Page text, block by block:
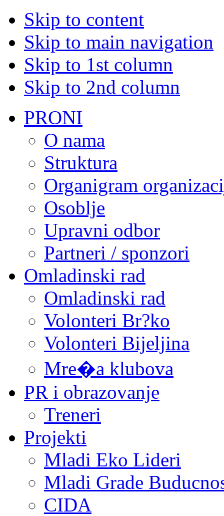
Skip to content
Skip to main navigation
Skip to 1st column
Skip to 2nd column
PRONI
O nama
Struktura
Organigram
Osoblje
Upravni odbor
Partneri / sponzori
Omladinski rad
Omladinski rad
Volonteri Br?ko
Volonteri Bijeljina
Mre�a klubova
PR i obrazovanje
Treneri
Projekti
Mladi Eko Lideri
Mladi Grade
CIDA